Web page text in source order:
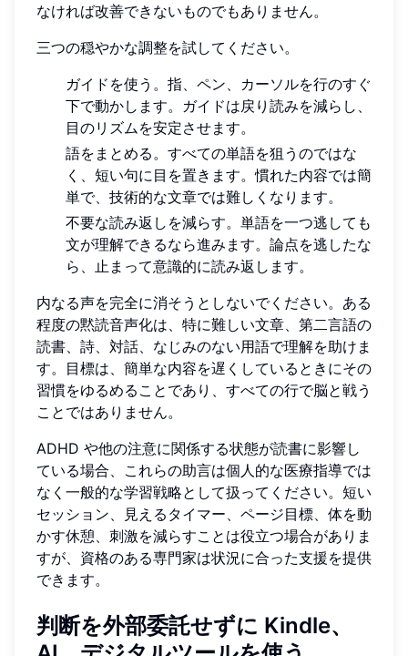
なければ改善できないものでもありません。
三つの穏やかな調整を試してください。
ガイドを使う。指、ペン、カーソルを行のすぐ
下で動かします。ガイドは戻り読みを減らし、
目のリズムを安定させます。
語をまとめる。すべての単語を狙うのではな
く、短い句に目を置きます。慣れた内容では簡
単で、技術的な文章では難しくなります。
不要な読み返しを減らす。単語を一つ逃しても
文が理解できるなら進みます。論点を逃したな
ら、止まって意識的に読み返します。
内なる声を完全に消そうとしないでください。ある
程度の黙読音声化は、特に難しい文章、第二言語の
読書、詩、対話、なじみのない用語で理解を助けま
す。目標は、簡単な内容を遅くしているときにその
習慣をゆるめることであり、すべての行で脳と戦う
ことではありません。
ADHD や他の注意に関係する状態が読書に影響し
ている場合、これらの助言は個人的な医療指導では
なく一般的な学習戦略として扱ってください。短い
セッション、見えるタイマー、ページ目標、体を動
かす休憩、刺激を減らすことは役立つ場合がありま
すが、資格のある専門家は状況に合った支援を提供
できます。
判断を外部委託せずに Kindle、